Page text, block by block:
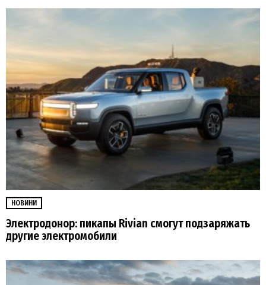
НОВИНИ
Электродонор: пикапы Rivian смогут подзаряжать
другие электромобили